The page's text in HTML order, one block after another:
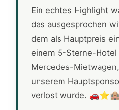
Ein echtes Highlight
das ausgesprochen
dem als Hauptpreis
einem 5-Sterne-Hotel
Mercedes-
unserem
verlost wurde. 🚗⭐🏨